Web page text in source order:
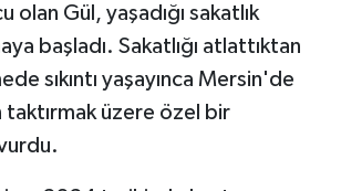
Gül, yaşadığı sakatlık
başladı. Sakatlığı atlattıktan
sıkıntı yaşayınca Mersin'de
üzere özel bir